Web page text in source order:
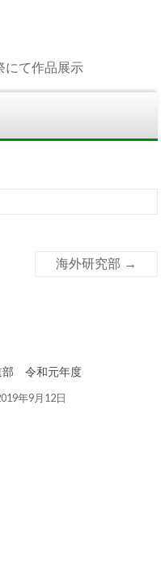
にて作品展示
海外研究部 →
部 令和元年度
年9月12日